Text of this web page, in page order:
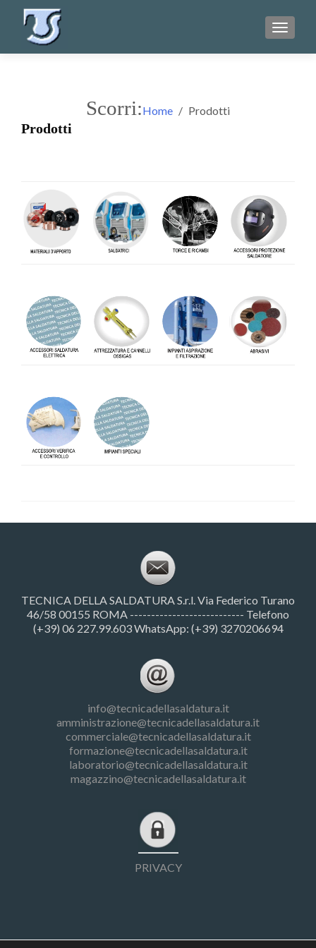
Scorri:Home Prodotti
Prodotti
TECNICA DELLA SALDATURA S.r.l. Via Federico Turano
46/58 00155 ROMA --------------------------- Telefono
(+39) 06 227.99.603 WhatsApp: (+39) 3270206694
info@tecnicadellasaldatura.it
amministrazione@tecnicadellasaldatura.it
commerciale@tecnicadellasaldatura.it
formazione@tecnicadellasaldatura.it
laboratorio@tecnicadellasaldatura.it
magazzino@tecnicadellasaldatura.it
PRIVACY